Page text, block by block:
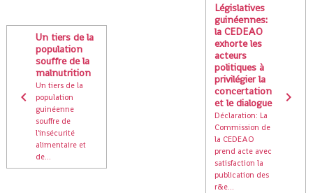
Un tiers de la
population
souffre de la
malnutrition
Un tiers de la
population
guinéenne
souffre de
l'insécurité
alimentaire et
de...
Législatives
guinéennes:
la CEDEAO
exhorte les
acteurs
politiques à
privilégier la
concertation
et le dialogue
Déclaration: La
Commission de
la CEDEAO
prend acte avec
satisfaction la
publication des
r&e...